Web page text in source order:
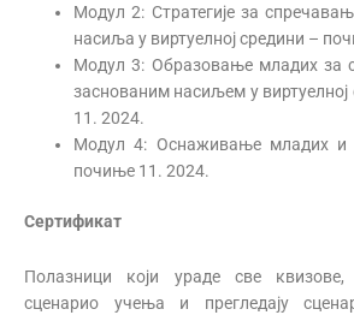
Модул 2: Стратегије за
насиља у виртуелној средини –
Модул 3: Образовање младих за
заснованим насиљем у
11. 2024.
Модул 4: Оснаживање младих и
почиње 11. 2024.
Сертификат
Полазници који ураде све квизове,
сценарио учења и прегледају